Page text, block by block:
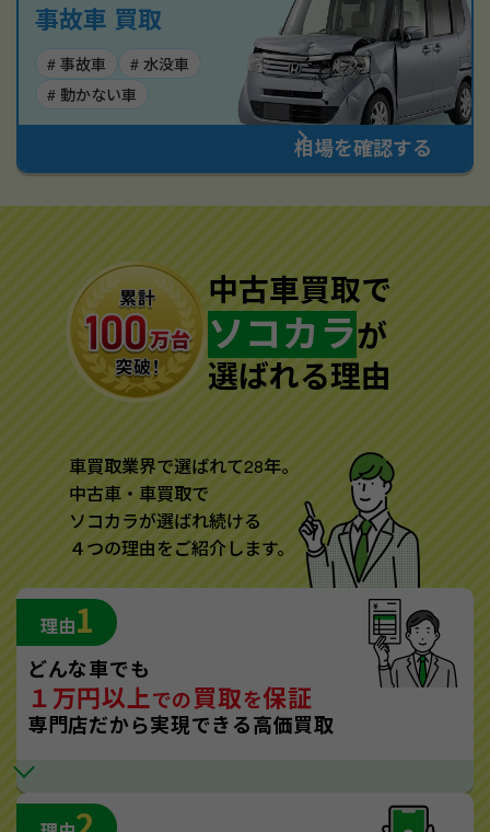
事故車 買取
# 事故車
# 水没車
# 動かない車
相場を確認する
中古車買取で
ソコカラが
選ばれる理由
車買取業界で選ばれて28年。
中古車・車買取で
ソコカラが選ばれ続ける
４つの理由をご紹介します。
理由1
どんな車でも
１万円以上での買取を保証
専門店だから実現できる高価買取